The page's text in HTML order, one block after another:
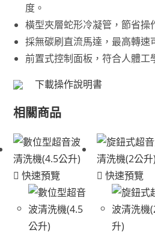
度。
橫型夾層蛇形冷凝管，節省操
採無碳刷直流馬達，最高轉速
前置式控制面板，符合人體工
下載操作說明書
相關商品
快速預覽 快速預覽